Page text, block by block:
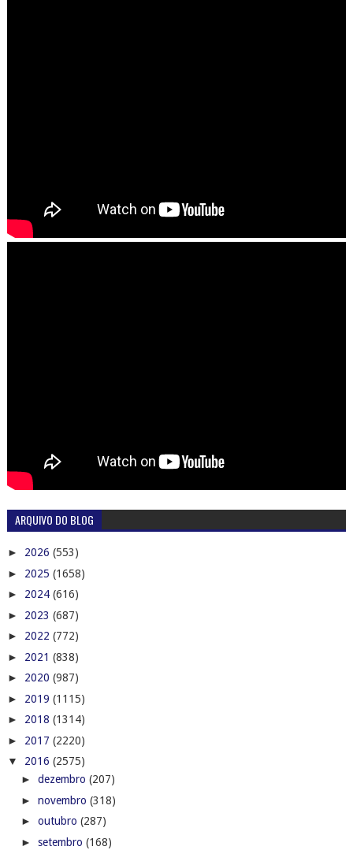
ARQUIVO DO BLOG
► 2026 (553)
► 2025 (1658)
► 2024 (616)
► 2023 (687)
► 2022 (772)
► 2021 (838)
► 2020 (987)
► 2019 (1115)
► 2018 (1314)
► 2017 (2220)
▼ 2016 (2575)
► dezembro (207)
► novembro (318)
► outubro (287)
► setembro (168)